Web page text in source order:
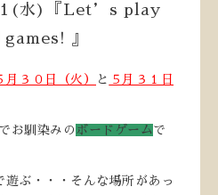
水)『Let’s play
』
月３０日（火） と
５月３１日
お馴染みの ボードゲーム で
遊ぶ・・・そんな場所があっ